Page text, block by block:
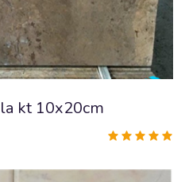
kt 10x20cm